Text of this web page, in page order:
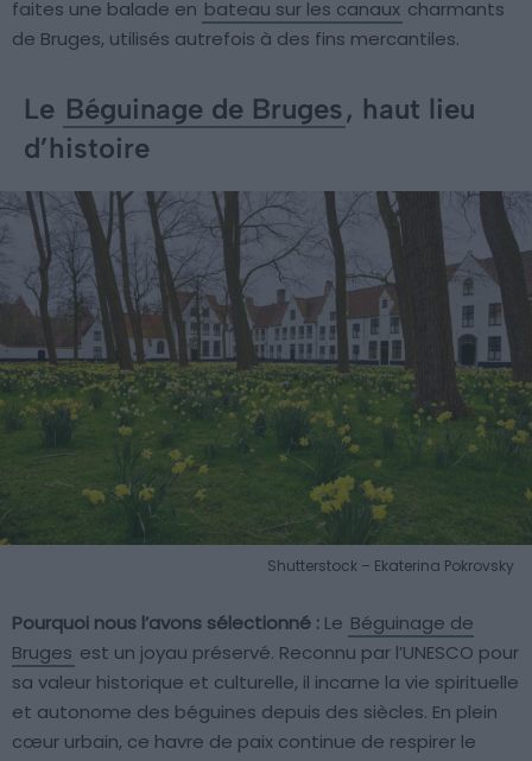
faites une balade en bateau sur les canaux charmants
de Bruges, utilisés autrefois à des fins mercantiles.
Le Béguinage de Bruges, haut lieu
d’histoire
Shutterstock – Ekaterina Pokrovsky
Pourquoi nous l’avons sélectionné : Le Béguinage de
Bruges est un joyau préservé. Reconnu par l’UNESCO pour
sa valeur historique et culturelle, il incarne la vie spirituelle
et autonome des béguines depuis des siècles. En plein
cœur urbain, ce havre de paix continue de respirer le